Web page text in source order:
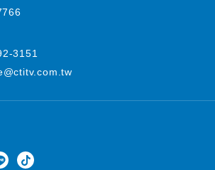
3151